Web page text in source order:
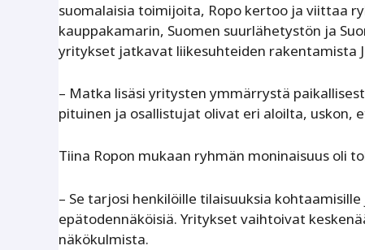
suomalaisia toimijoita, Ropo kertoo ja viittaa
kauppakamarin, Suomen suurlähetystön ja
yritykset jatkavat liikesuhteiden rakentamista
– Matka lisäsi yritysten ymmärrystä
pituinen ja osallistujat olivat eri aloilta,
Tiina Ropon mukaan ryhmän moninaisuus oli
– Se tarjosi henkilöille tilaisuuksia
epätodennäköisiä. Yritykset vaihtoivat
näkökulmista.